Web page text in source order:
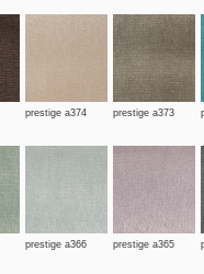
prestige a374 prestige a373
prestige a366 prestige a365